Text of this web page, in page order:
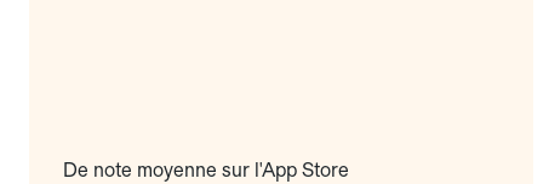
De note moyenne sur l'App Store